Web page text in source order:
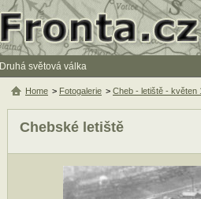
Druhá světová válka
Chebské letiště
Home > Fotogalerie > Cheb - letiště - květen